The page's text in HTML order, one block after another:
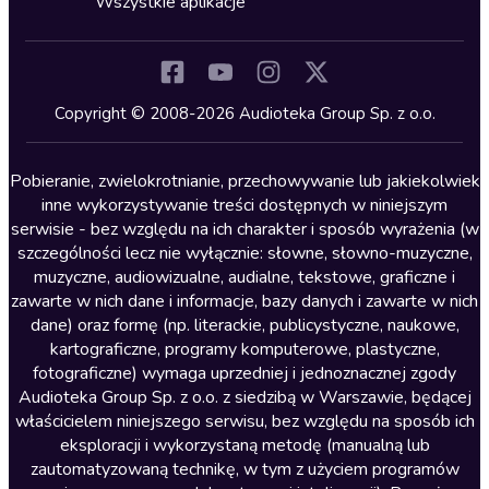
Kryminały
Lektury szkolne
Literatura anglojęzyczna
Literatura faktu
Literatura obyczajowa
Literatura piękna obca
Literatura piękna polska
Nagrania relaksacyjne
Nauka języków
Nauki humanistyczne
Podcasty i audycje
Copyright © 2008-2026 Audioteka Group Sp. z o.o.
Pobieranie, zwielokrotnianie, przechowywanie lub jakiekolwiek
inne wykorzystywanie treści dostępnych w niniejszym
serwisie - bez względu na ich charakter i sposób wyrażenia (w
szczególności lecz nie wyłącznie: słowne, słowno-muzyczne,
muzyczne, audiowizualne, audialne, tekstowe, graficzne i
zawarte w nich dane i informacje, bazy danych i zawarte w nich
dane) oraz formę (np. literackie, publicystyczne, naukowe,
kartograficzne, programy komputerowe, plastyczne,
fotograficzne) wymaga uprzedniej i jednoznacznej zgody
Audioteka Group Sp. z o.o. z siedzibą w Warszawie, będącej
właścicielem niniejszego serwisu, bez względu na sposób ich
eksploracji i wykorzystaną metodę (manualną lub
zautomatyzowaną technikę, w tym z użyciem programów